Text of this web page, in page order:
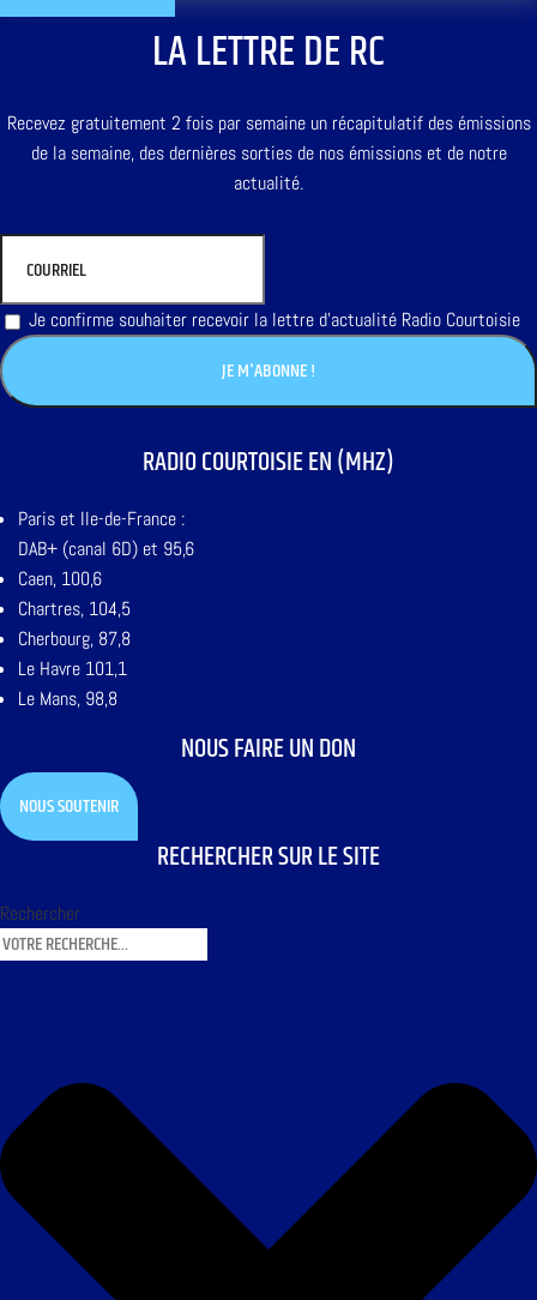
LA LETTRE DE RC
Recevez gratuitement 2 fois par semaine un récapitulatif des émissions
de la semaine, des dernières sorties de nos émissions et de notre
actualité.
Je confirme souhaiter recevoir la lettre d'actualité Radio Courtoisie
RADIO COURTOISIE EN (MHZ)
Paris et Ile-de-France :
DAB+ (canal 6D) et 95,6
Caen, 100,6
Chartres, 104,5
Cherbourg, 87,8
Le Havre 101,1
Le Mans, 98,8
NOUS FAIRE UN DON
NOUS SOUTENIR
RECHERCHER SUR LE SITE
Rechercher